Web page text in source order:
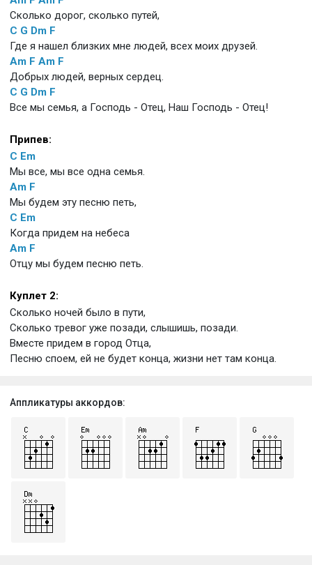
Сколько дорог, сколько путей,
C G Dm F
Где я нашел близких мне людей, всех моих друзей.
Am F Am F
Добрых людей, верных сердец.
C G Dm F
Все мы семья, а Господь - Отец, Наш Господь - Отец!
Припев:
C Em
Мы все, мы все одна семья.
Am F
Мы будем эту песню петь,
C Em
Когда придем на небеса
Am F
Отцу мы будем песню петь.
Куплет 2:
Сколько ночей было в пути,
Сколько тревог уже позади, слышишь, позади.
Вместе придем в город Отца,
Песню споем, ей не будет конца, жизни нет там конца.
Аппликатуры аккордов: